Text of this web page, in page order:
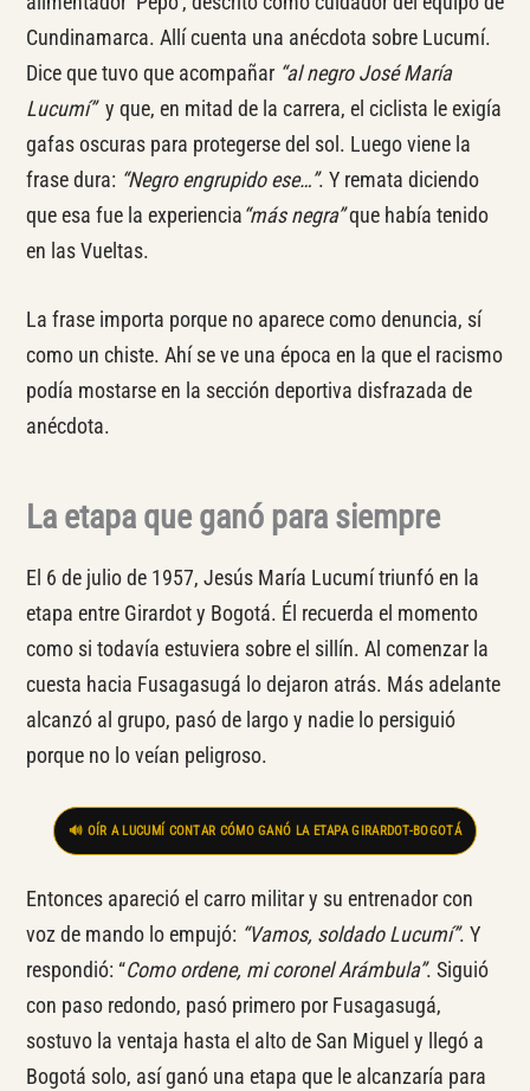
Cundinamarca. Allí cuenta una anécdota sobre Lucumí.
Dice que tuvo que acompañar “al negro José María
Lucumí” y que, en mitad de la carrera, el ciclista le exigía
gafas oscuras para protegerse del sol. Luego viene la
frase dura: “Negro engrupido ese…”. Y remata diciendo
que esa fue la experiencia“más negra”que había tenido
en las Vueltas.
La frase importa porque no aparece como denuncia, sí
como un chiste. Ahí se ve una época en la que el racismo
podía mostarse en la sección deportiva disfrazada de
anécdota.
La etapa que ganó para siempre
El 6 de julio de 1957, Jesús María Lucumí triunfó en la
etapa entre Girardot y Bogotá. Él recuerda el momento
como si todavía estuviera sobre el sillín. Al comenzar la
cuesta hacia Fusagasugá lo dejaron atrás. Más adelante
alcanzó al grupo, pasó de largo y nadie lo persiguió
porque no lo veían peligroso.
🔊 OÍR A LUCUMÍ CONTAR CÓMO GANÓ LA ETAPA GIRARDOT-BOGOTÁ
Entonces apareció el carro militar y su entrenador con
voz de mando lo empujó: “Vamos, soldado Lucumí”. Y
respondió: “Como ordene, mi coronel Arámbula”. Siguió
con paso redondo, pasó primero por Fusagasugá,
sostuvo la ventaja hasta el alto de San Miguel y llegó a
Bogotá solo, así ganó una etapa que le alcanzaría para